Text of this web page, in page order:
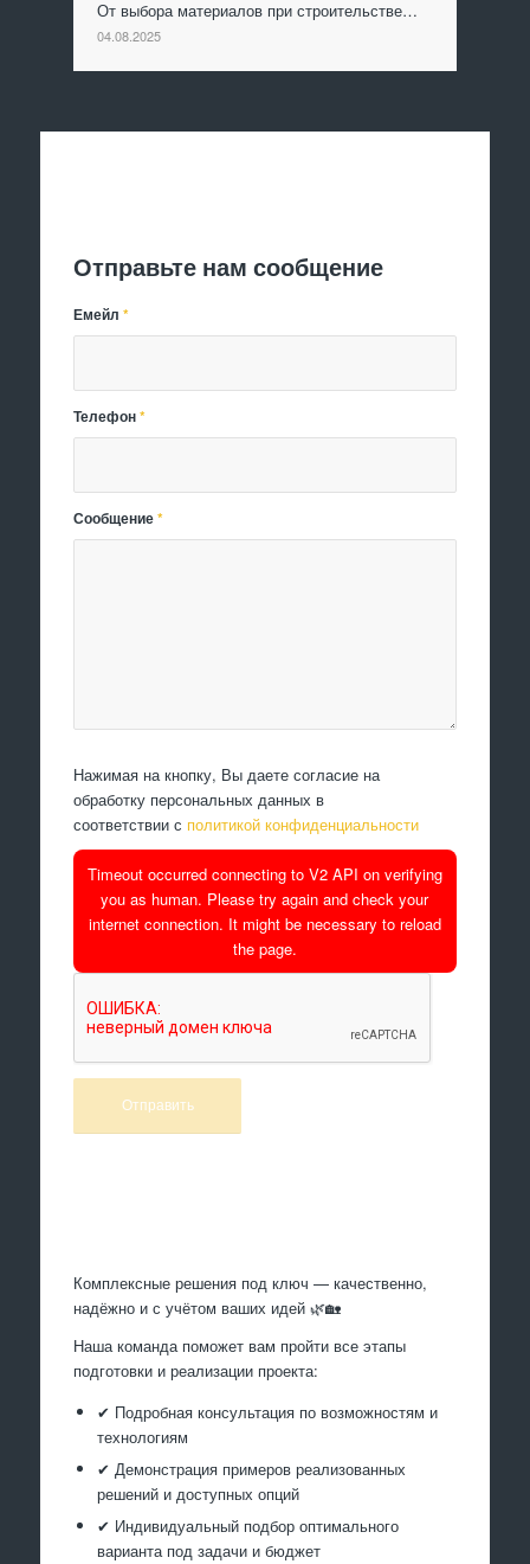
От выбора материалов при строительстве…
04.08.2025
Отправьте нам сообщение
Емейл*
Телефон*
Сообщение*
Нажимая на кнопку, Вы даете согласие на
обработку персональных данных в
соответствии с политикой конфиденциальности
Timeout occurred connecting to V2 API on verifying
you as human. Please try again and check your
internet connection. It might be necessary to reload
the page.
Комплексные решения под ключ — качественно,
надёжно и с учётом ваших идей 🌿🏡
Наша команда поможет вам пройти все этапы
подготовки и реализации проекта:
✔ Подробная консультация по возможностям и
технологиям
✔ Демонстрация примеров реализованных
решений и доступных опций
✔ Индивидуальный подбор оптимального
варианта под задачи и бюджет